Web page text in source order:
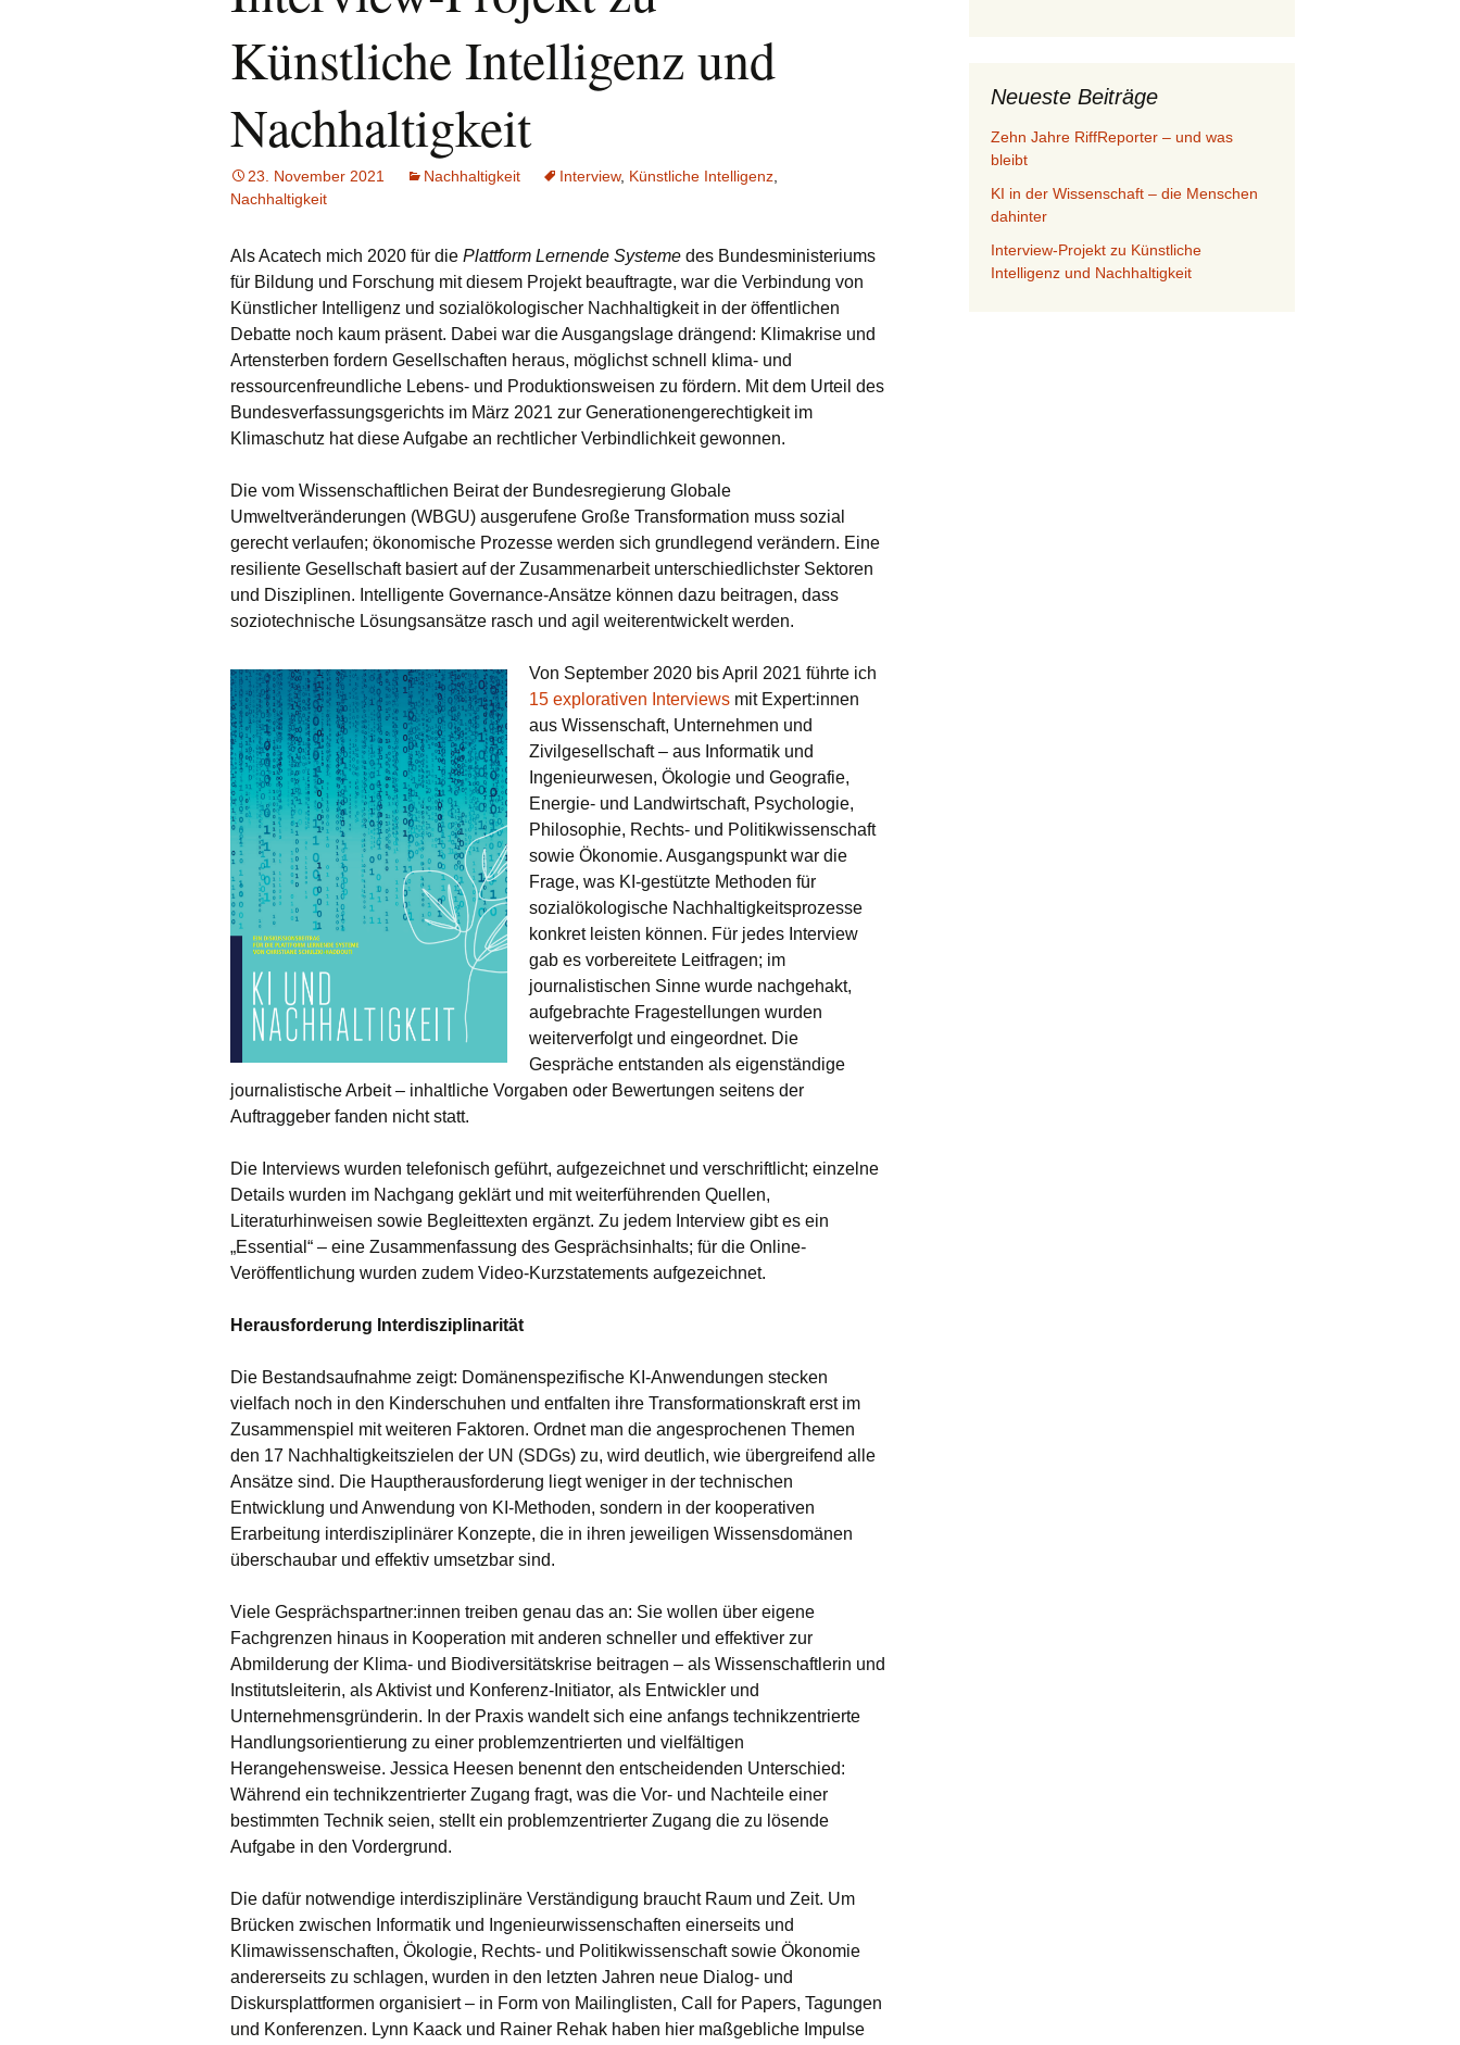
Datenjagd im Internet
Vom Ende der
Anonymität
Künstliche Intelligenz und
Nachhaltigkeit
23. November 2021 Nachhaltigkeit Interview, Künstliche Intelligenz
Nachhaltigkeit
Als Acatech mich 2020 für die Plattform Lernende Systeme des Bundesministeriums
für Bildung und Forschung mit diesem Projekt beauftragte, war die Verbindung von
Künstlicher Intelligenz und sozialökologischer Nachhaltigkeit in der öffentlichen
Debatte noch kaum präsent. Dabei war die Ausgangslage drängend: Klimakrise und
Artensterben fordern Gesellschaften heraus, möglichst schnell klima- und
ressourcenfreundliche Lebens- und Produktionsweisen zu fördern. Mit dem Urteil des
Bundesverfassungsgerichts im März 2021 zur Generationengerechtigkeit im
Klimaschutz hat diese Aufgabe an rechtlicher Verbindlichkeit gewonnen.
Die vom Wissenschaftlichen Beirat der Bundesregierung Globale
Umweltveränderungen (WBGU) ausgerufene Große Transformation muss sozial
gerecht verlaufen; ökonomische Prozesse werden sich grundlegend verändern. Eine
resiliente Gesellschaft basiert auf der Zusammenarbeit unterschiedlichster Sektoren
und Disziplinen. Intelligente Governance-Ansätze können dazu beitragen, dass
soziotechnische Lösungsansätze rasch und agil weiterentwickelt werden.
Von September 2020 bis April 2021 führte ich
15 explorativen Interviews mit Expert:innen
aus Wissenschaft, Unternehmen und
Zivilgesellschaft – aus Informatik und
Ingenieurwesen, Ökologie und Geografie,
Energie- und Landwirtschaft, Psychologie,
Philosophie, Rechts- und Politikwissenschaft
sowie Ökonomie. Ausgangspunkt war die
Frage, was KI-gestützte Methoden für
sozialökologische Nachhaltigkeitsprozesse
konkret leisten können. Für jedes Interview
gab es vorbereitete Leitfragen; im
journalistischen Sinne wurde nachgehakt,
aufgebrachte Fragestellungen wurden
weiterverfolgt und eingeordnet. Die
Gespräche entstanden als eigenständige
journalistische Arbeit – inhaltliche Vorgaben oder Bewertungen seitens der
Auftraggeber fanden nicht statt.
Die Interviews wurden telefonisch geführt, aufgezeichnet und verschriftlicht; einzelne
Details wurden im Nachgang geklärt und mit weiterführenden Quellen,
Literaturhinweisen sowie Begleittexten ergänzt. Zu jedem Interview gibt es ein
„Essential“ – eine Zusammenfassung des Gesprächsinhalts; für die Online-
Veröffentlichung wurden zudem Video-Kurzstatements aufgezeichnet.
Herausforderung Interdisziplinarität
Die Bestandsaufnahme zeigt: Domänenspezifische KI-Anwendungen stecken
vielfach noch in den Kinderschuhen und entfalten ihre Transformationskraft erst im
Zusammenspiel mit weiteren Faktoren. Ordnet man die angesprochenen Themen
den 17 Nachhaltigkeitszielen der UN (SDGs) zu, wird deutlich, wie übergreifend alle
Ansätze sind. Die Hauptherausforderung liegt weniger in der technischen
Entwicklung und Anwendung von KI-Methoden, sondern in der kooperativen
Erarbeitung interdisziplinärer Konzepte, die in ihren jeweiligen Wissensdomänen
überschaubar und effektiv umsetzbar sind.
Viele Gesprächspartner:innen treiben genau das an: Sie wollen über eigene
Fachgrenzen hinaus in Kooperation mit anderen schneller und effektiver zur
Abmilderung der Klima- und Biodiversitätskrise beitragen – als Wissenschaftlerin und
Institutsleiterin, als Aktivist und Konferenz-Initiator, als Entwickler und
Unternehmensgründerin. In der Praxis wandelt sich eine anfangs technikzentrierte
Handlungsorientierung zu einer problemzentrierten und vielfältigen
Herangehensweise. Jessica Heesen benennt den entscheidenden Unterschied:
Während ein technikzentrierter Zugang fragt, was die Vor- und Nachteile einer
bestimmten Technik seien, stellt ein problemzentrierter Zugang die zu lösende
Aufgabe in den Vordergrund.
Die dafür notwendige interdisziplinäre Verständigung braucht Raum und Zeit. Um
Brücken zwischen Informatik und Ingenieurwissenschaften einerseits und
Klimawissenschaften, Ökologie, Rechts- und Politikwissenschaft sowie Ökonomie
andererseits zu schlagen, wurden in den letzten Jahren neue Dialog- und
Diskursplattformen organisiert – in Form von Mailinglisten, Call for Papers, Tagungen
und Konferenzen. Lynn Kaack und Rainer Rehak haben hier maßgebliche Impulse
Neueste Beiträge
Zehn Jahre RiffReporter – und was
bleibt
KI in der Wissenschaft – die Menschen
dahinter
Interview-Projekt zu Künstliche
Intelligenz und Nachhaltigkeit